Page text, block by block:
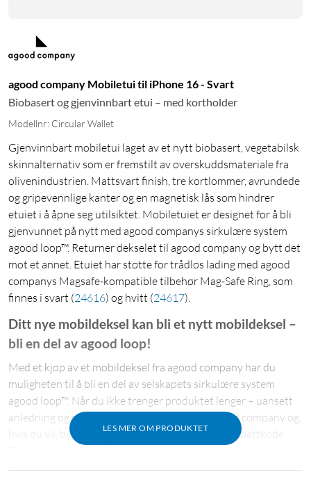
agood company Mobiletui til iPhone 16 - Svart
Biobasert og gjenvinnbart etui – med kortholder
Modellnr: Circular Wallet
Gjenvinnbart mobiletui laget av et nytt biobasert, vegetabilsk
skinnalternativ som er fremstilt av overskuddsmateriale fra
olivenindustrien. Mattsvart finish, tre kortlommer, avrundede
og gripevennlige kanter og en magnetisk lås som hindrer
etuiet i å åpne seg utilsiktet. Mobiletuiet er designet for å bli
gjenvunnet på nytt med agood companys sirkulære system
agood loop™. Returner dekselet til agood company og bytt det
mot et annet. Etuiet har støtte for trådløs lading med agood
companys Magsafe-kompatible tilbehør Mag-Safe Ring, som
finnes i svart (24616) og hvitt (24617).
LES MER OM PRODUKTET
Ditt nye mobildeksel kan bli et nytt mobildeksel –
bli en del av agood loop!
Med et kjøp av et mobildeksel fra agood company har du
muligheten til å bli en del av selskapets sirkulære system
agood loop™. Når du ikke trenger produktet lenger – uansett
anledning og når – kan du returnere det til agood company og,
hvis du vil, bytte det mot et annet. Du får da en rabattkode.
materiale i et nytt deksel.